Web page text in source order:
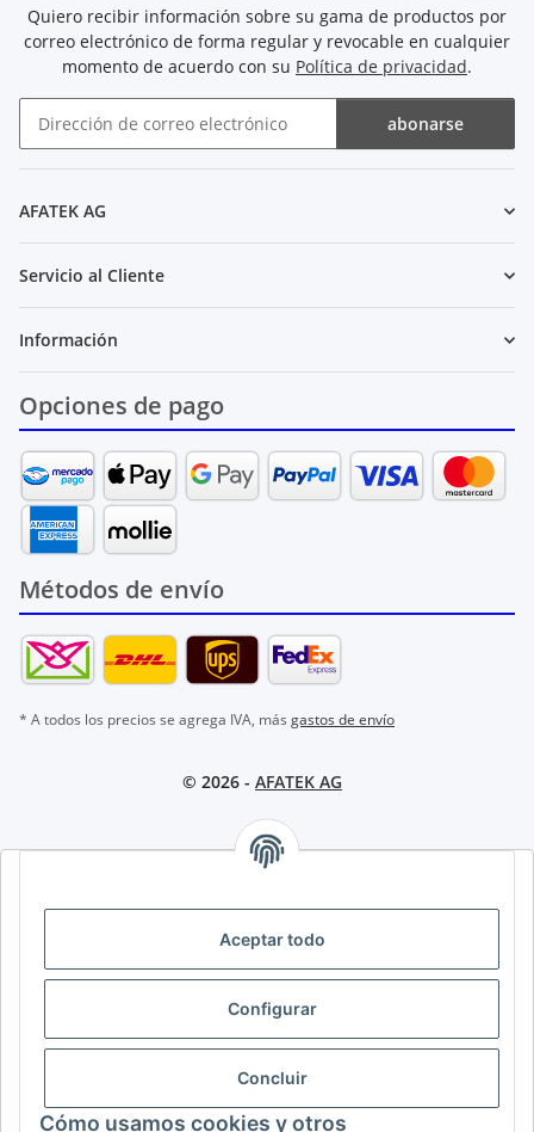
Aceptar todo
Configurar
Concluir
Cómo usamos cookies y otros
Quiero recibir información sobre su gama de productos por
correo electrónico de forma regular y revocable en cualquier
momento de acuerdo con su Política de privacidad.
abonarse
AFATEK AG
Servicio al Cliente
Información
Opciones de pago
Métodos de envío
* A todos los precios se agrega IVA, más gastos de envío
© 2026 - AFATEK AG
SELECT REGION & LANGUAGE | CHOISIR LA RÉGION ET LA
DE AT CH (DE) CH (FR)
BE (NL)